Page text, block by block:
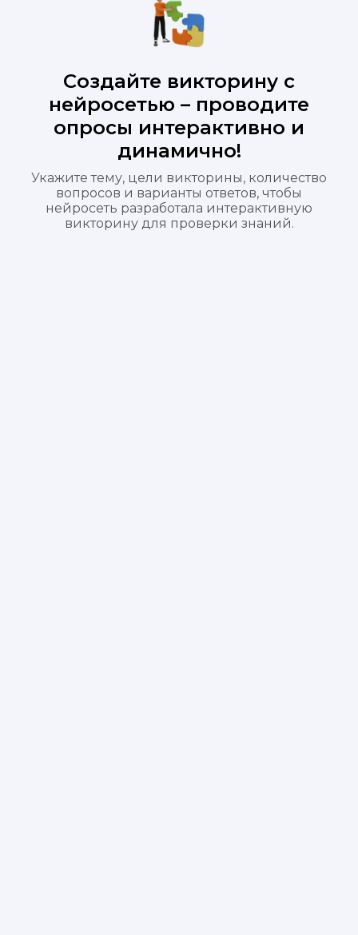
Создайте викторину с
нейросетью – проводите
опросы интерактивно и
динамично!
Укажите тему, цели викторины, количество
вопросов и варианты ответов, чтобы
нейросеть разработала интерактивную
викторину для проверки знаний.